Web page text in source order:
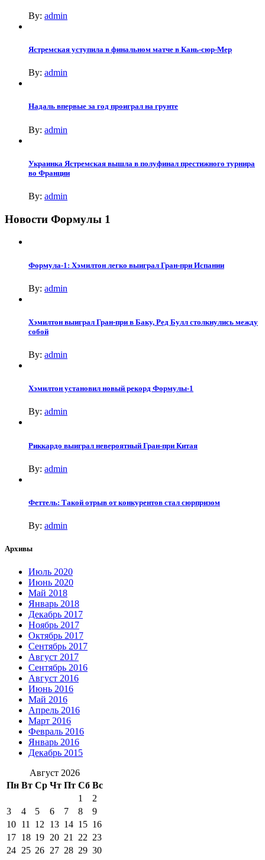
By: admin
Ястремская уступила в финальном матче в Кань-сюр-Мер
By: admin
Надаль впервые за год проиграл на грунте
By: admin
Украинка Ястремская вышла в полуфинал престижного турнира
во Франции
By: admin
Новости Формулы 1
Формула-1: Хэмилтон легко выиграл Гран-при Испании
By: admin
Хэмилтон выиграл Гран-при в Баку, Ред Булл столкнулись между
собой
By: admin
Хэмилтон установил новый рекорд Формулы-1
By: admin
Риккардо выиграл невероятный Гран-при Китая
By: admin
Феттель: Такой отрыв от конкурентов стал сюрпризом
By: admin
Архивы
Июль 2020
Июнь 2020
Май 2018
Январь 2018
Декабрь 2017
Ноябрь 2017
Октябрь 2017
Сентябрь 2017
Август 2017
Сентябрь 2016
Август 2016
Июнь 2016
Май 2016
Апрель 2016
Март 2016
Февраль 2016
Январь 2016
Декабрь 2015
Август 2026
Пн Вт Ср Чт Пт Сб Вс
1
2
3
4 5 6 7 8
9
10 11 12 13 14 15 16
17 18 19 20 21 22 23
24 25 26 27 28 29 30